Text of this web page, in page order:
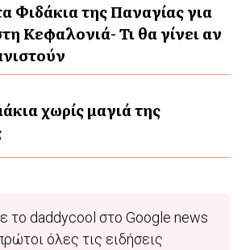
Φιδάκια της Παναγίας για
Κεφαλονιά- Τι θα γίνει αν
χωρίς μαγιά της
το daddycool στο Google news
όλες τις ειδήσεις